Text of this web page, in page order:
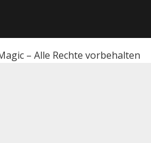
– Alle Rechte vorbehalten